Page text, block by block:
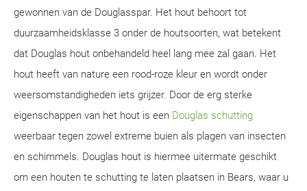
gewonnen van de Douglasspar. Het hout behoort tot
duurzaamheidsklasse 3 onder de houtsoorten, wat betekent
dat Douglas hout onbehandeld heel lang mee zal gaan. Het
hout heeft van nature een rood-roze kleur en wordt onder
weersomstandigheden iets grijzer. Door de erg sterke
eigenschappen van het hout is een Douglas schutting
weerbaar tegen zowel extreme buien als plagen van insecten
en schimmels. Douglas hout is hiermee uitermate geschikt
om een houten te schutting te laten plaatsen in Bears, waar u